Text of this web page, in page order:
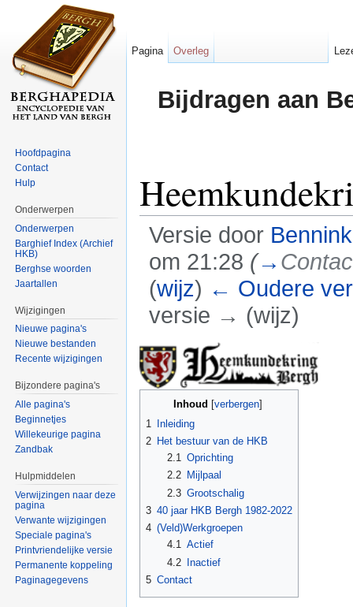
Bijdragen aan
Versie door
om 21:28 (→
(wijz) ← Oudere
versie → (wijz)
Inhoud [verbergen]
1
Inleiding
2 Het bestuur van de HKB
2.1
Oprichting
2.2
Mijlpaal
2.3 Grootschalig
3 40 jaar HKB Bergh 1982-2022
4 (Veld)Werkgroepen
4.1 Actief
4.2 Inactief
5 Contact
Pagina Overleg
Hoofdpagina
Contact
Hulp
Onderwerpen
Onderwerpen
Barghief Index (Archief
HKB)
Berghse woorden
Jaartallen
Wijzigingen
Nieuwe pagina's
Nieuwe bestanden
Recente wijzigingen
Bijzondere pagina's
Alle pagina's
Beginnetjes
Willekeurige pagina
Zandbak
Hulpmiddelen
Verwijzingen naar deze
pagina
Verwante wijzigingen
Speciale pagina's
Printvriendelijke versie
Permanente koppeling
Paginagegevens